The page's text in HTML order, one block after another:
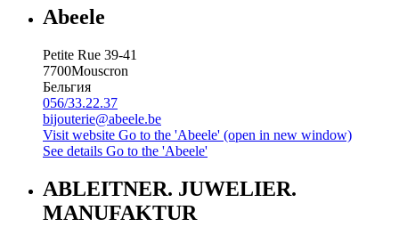
Abeele
Petite Rue 39-41
7700Mouscron
Бельгия
056/33.22.37
bijouterie@abeele.be
Visit website Go to the 'Abeele' (open in new window)
See details Go to the 'Abeele'
ABLEITNER. JUWELIER.
MANUFAKTUR